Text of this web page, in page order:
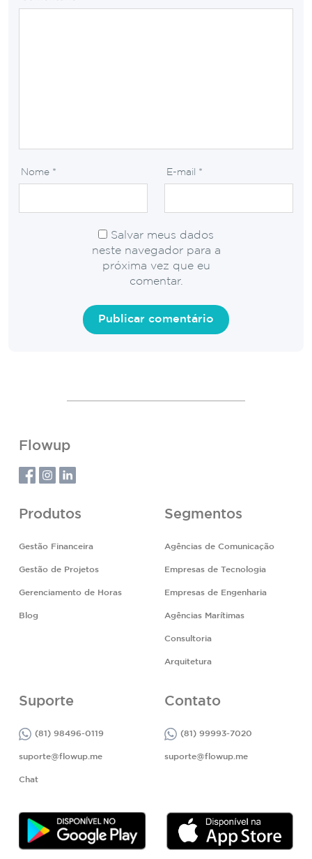
Nome * E-mail *
Salvar meus dados
neste navegador para a
próxima vez que eu
comentar.
Flowup
Produtos
Gestão Financeira
Gestão de Projetos
Gerenciamento de Horas
Blog
Segmentos
Agências de Comunicação
Empresas de Tecnologia
Empresas de Engenharia
Agências Marítimas
Consultoria
Arquitetura
Suporte
(81) 98496-0119
suporte@flowup.me
Chat
Contato
(81) 99993-7020
suporte@flowup.me